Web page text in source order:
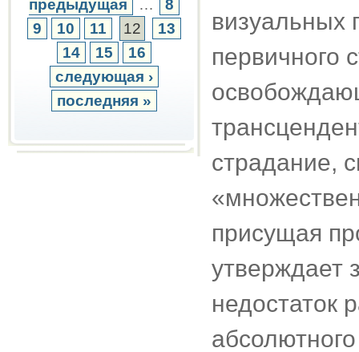
предыдущая …
8
9
10 11 12
13
14
15
16
следующая ›
последняя »
визуальных
первичного
страдание,
присущая
утверждает
недостаток